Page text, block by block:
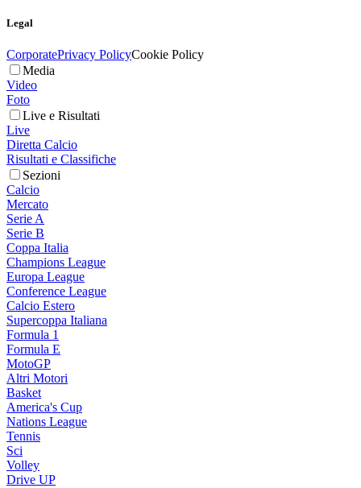
Legal
CorporatePrivacy PolicyCookie Policy
Media
Video
Foto
Live e Risultati
Live
Diretta Calcio
Risultati e Classifiche
Sezioni
Calcio
Mercato
Serie A
Serie B
Coppa Italia
Champions League
Europa League
Conference League
Calcio Estero
Supercoppa Italiana
Formula 1
Formula E
MotoGP
Altri Motori
Basket
America's Cup
Nations League
Tennis
Sci
Volley
Drive UP